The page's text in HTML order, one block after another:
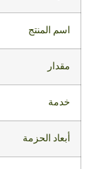
اسم المنتج
مقدار
خدمة
أبعاد الحزمة